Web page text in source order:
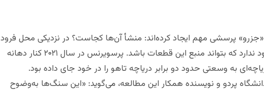
پرسشی مهم ایجاد کرده‌اند: منشأ آن‌ها کجاست؟ در نزدیکی محل فرود
مریخ‌نورد هیچ برون‌زدگی عمده‌ای وجود ندارد که بتواند منبع این قطعات باشد. پرسویرنس در سال ۲۰۲۱ کنار دهانه
به وسعتی حدود دو برابر دریاچه تاهو را در خود جای داده بود.
پردو و نویسنده همکار این مطالعه، می‌گوید: «این سنگ‌ها به‌وضوح